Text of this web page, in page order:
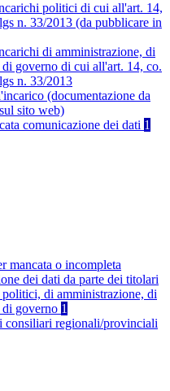
politici di cui all'art. 14,
n. 33/2013 (da pubblicare in
di amministrazione, di
governo di cui all'art. 14, co.
n. 33/2013
(documentazione da
sito web)
comunicazione dei dati 1
mancata o incompleta
dei dati da parte dei titolari
di amministrazione, di
governo 1
consiliari regionali/provinciali